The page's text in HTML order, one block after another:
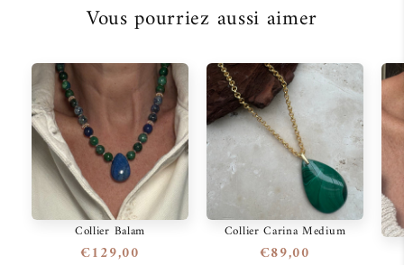
Vous pourriez aussi aimer
Collier Balam
Prix
€129,00
Collier Carina Medium
Prix
€89,00